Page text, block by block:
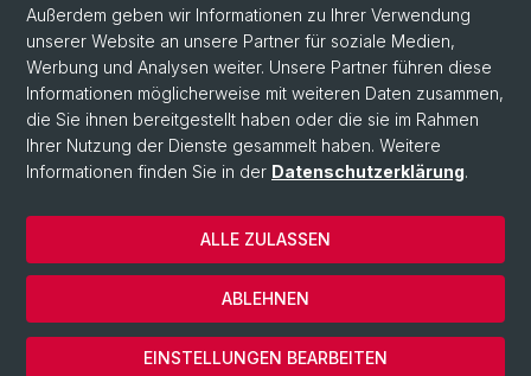
Deutsche Sprachwissenschaft
© Universität Basel
Philosophisch-Historische Fakultät
Sprach- und Literaturwissenschaften
Home
Datenschutzerklärung
Außerdem geben wir Informationen zu Ihrer Verwendung
unserer Website an unsere Partner für soziale Medien,
Werbung und Analysen weiter. Unsere Partner führen diese
Informationen möglicherweise mit weiteren Daten zusammen,
die Sie ihnen bereitgestellt haben oder die sie im Rahmen
Ihrer Nutzung der Dienste gesammelt haben. Weitere
Informationen finden Sie in der Datenschutzerklärung.
EINSTELLUNGEN BEARBEITEN
ABLEHNEN
ALLE ZULASSEN